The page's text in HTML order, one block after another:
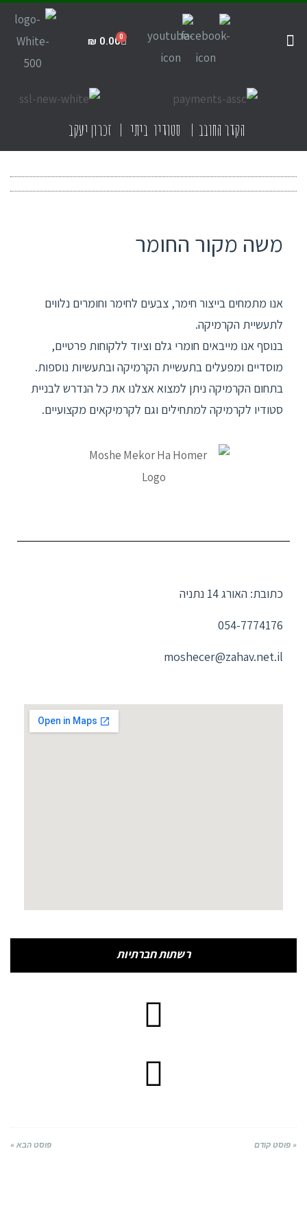
₪ 0.00
הקדר החובב | סטודיו ביתי | זכרון יעקב
משה מקור החומר
אנו מתמחים בייצור חימר, צבעים לחימר וחומרים נלווים
לתעשיית הקרמיקה.
בנוסף אנו מייבאים חומרי גלם וציוד ללקוחות פרטיים,
מוסדיים ומפעלים בתעשיית הקרמיקה ובתעשיות נוספות.
בתחום הקרמיקה ניתן למצוא אצלנו את כל הנדרש לבניית
סטודיו לקרמיקה למתחילים וגם לקרמיקאים מקצועיים.
כתובת: האורג 14 נתניה
054-7774176
moshecer@zahav.net.il
רשתות חברתיות
« פוסט קודם פוסט הבא »